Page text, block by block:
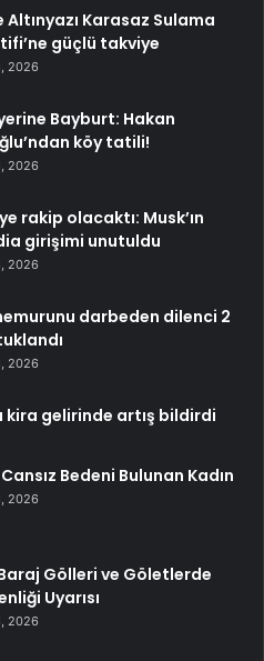
Altınyazı Karasaz Sulama
güçlü takviye
2026
Bayburt: Hakan
köy tatili!
2026
rakip olacaktı: Musk’ın
girişimi unutuldu
2026
darbeden dilenci 2
2026
kira gelirinde artış bildirdi
Bedeni Bulunan Kadın
2026
Baraj Gölleri ve Göletlerde
Uyarısı
2026